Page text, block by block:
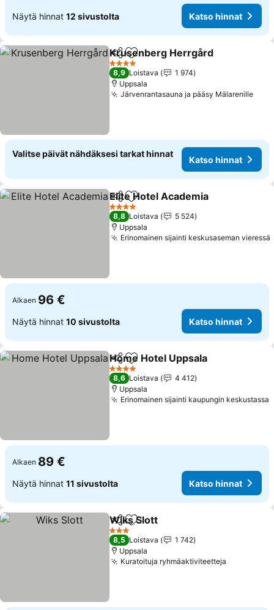
Näytä hinnat 12 sivustolta Katso hinnat
Jaa Lisää suosikkeihin
Krusenberg Herrgård
4 Tähtiluokitus
8,9 Loistava
1 974
Uppsala
Järvenrantasauna ja pääsy Mälarenille
Valitse päivät nähdäksesi tarkat hinnat
Katso hinnat
Jaa Lisää suosikkeihin
Elite Hotel Academia
4 Tähtiluokitus
8,8 Loistava
5 524
Uppsala
Erinomainen sijainti keskusaseman vieressä
Alkaen 96 €
Näytä hinnat 10 sivustolta Katso hinnat
Jaa Lisää suosikkeihin
Home Hotel Uppsala
4 Tähtiluokitus
8,6 Loistava
4 412
Uppsala
Erinomainen sijainti kaupungin keskustassa
Alkaen 89 €
Näytä hinnat 11 sivustolta Katso hinnat
Jaa Lisää suosikkeihin
Wiks Slott
3 Tähtiluokitus
8,5 Loistava
1 742
Uppsala
Kuratoituja ryhmäaktiviteetteja